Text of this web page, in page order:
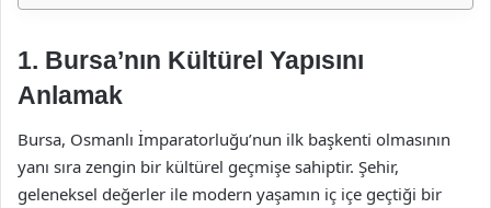
1. Bursa’nın Kültürel Yapısını
Anlamak
Bursa, Osmanlı İmparatorluğu’nun ilk başkenti olmasının
yanı sıra zengin bir kültürel geçmişe sahiptir. Şehir,
geleneksel değerler ile modern yaşamın iç içe geçtiği bir